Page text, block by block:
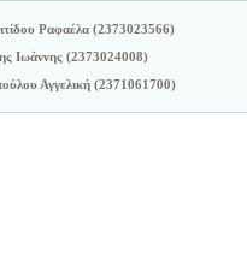
Ραφαέλα (2373023566)
Ιωάννης (2373024008)
Αγγελική (2371061700)